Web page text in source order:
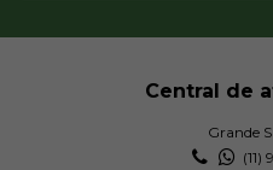
Central de
Grande
(11)